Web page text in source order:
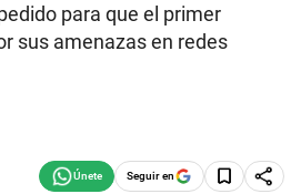
para que el primer
sus amenazas en redes
Seguir en